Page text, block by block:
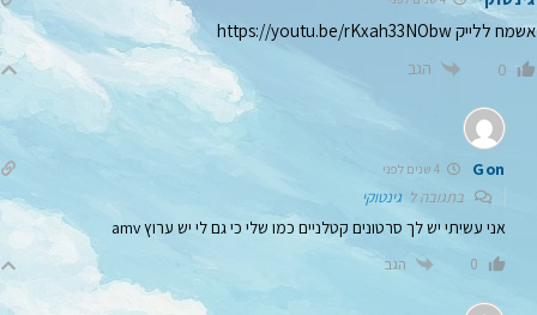
אשמח ללייקhttps://youtu.be/rKxah33NObw
0 הגב
Gon 4 שנים לפני
בתגובה לגינטוקי
אני עשיתי יש לך סרטונים קטלניים כמו שלי כי גם לי יש ערוץ amv
0 הגב